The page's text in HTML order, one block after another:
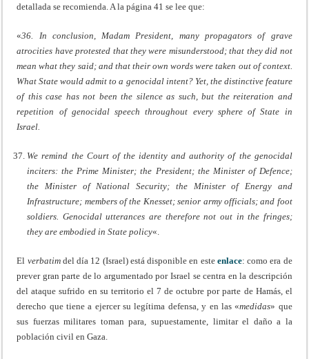
detallada se recomienda. A la página 41 se lee que:
«36. In conclusion, Madam President, many propagators of grave
atrocities have protested that they were misunderstood; that they did not
mean what they said; and that their own words were taken out of context.
What State would admit to a genocidal intent? Yet, the distinctive feature
of this case has not been the silence as such, but the reiteration and
repetition of genocidal speech throughout every sphere of State in
Israel.
We remind the Court of the identity and authority of the genocidal
inciters: the Prime Minister; the President; the Minister of Defence;
the Minister of National Security; the Minister of Energy and
Infrastructure; members of the Knesset; senior army officials; and foot
soldiers. Genocidal utterances are therefore not out in the fringes;
they are embodied in State policy«.
El verbatimdel día 12 (Israel) está disponible en este enlace: como era de
prever gran parte de lo argumentado por Israel se centra en la descripción
del ataque sufrido en su territorio el 7 de octubre por parte de Hamás, el
derecho que tiene a ejercer su legítima defensa, y en las «medidas» que
sus fuerzas militares toman para, supuestamente, limitar el daño a la
población civil en Gaza.